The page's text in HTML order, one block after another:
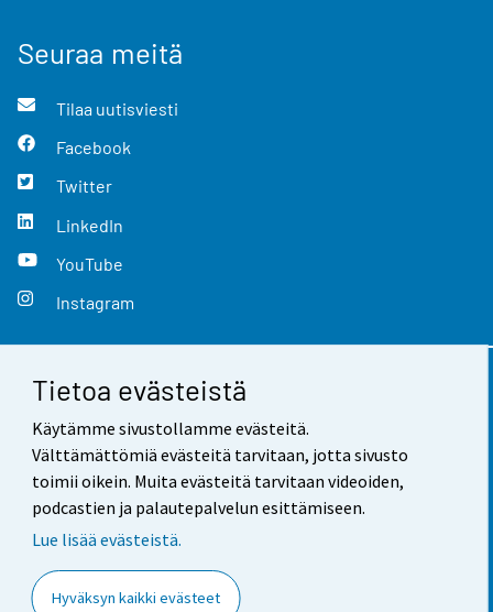
Tietoa evästeistä
Käytämme sivustollamme evästeitä.
Välttämättömiä evästeitä tarvitaan, jotta sivusto
toimii oikein. Muita evästeitä tarvitaan videoiden,
podcastien ja palautepalvelun esittämiseen.
Lue lisää evästeistä.
Hyväksyn kaikki evästeet
Seuraa meitä
Tilaa uutisviesti
Facebook
Twitter
LinkedIn
YouTube
Instagram
Yhteystiedot
Palaute
Käyttöehdot
Saavutettavuus